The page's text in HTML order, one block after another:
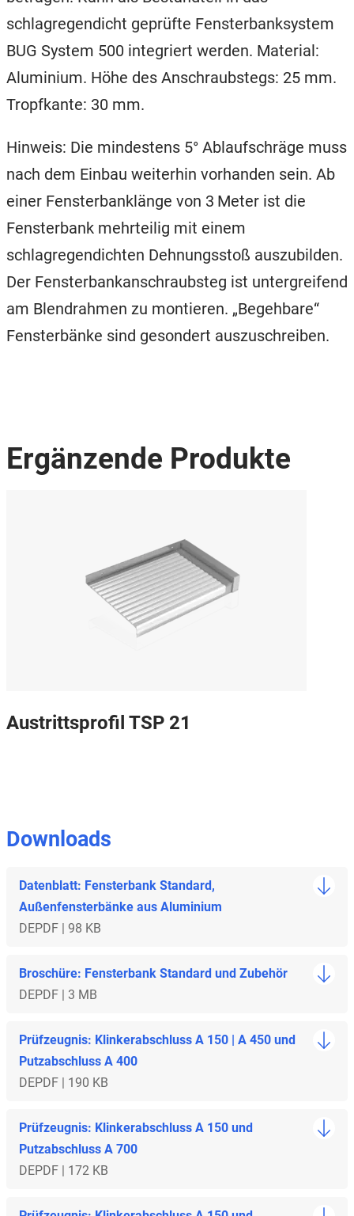
schlagregendicht geprüfte Fensterbanksystem
BUG System 500 integriert werden. Material:
Aluminium. Höhe des Anschraubstegs: 25 mm.
Tropfkante: 30 mm.
Hinweis: Die mindestens 5° Ablaufschräge muss
nach dem Einbau weiterhin vorhanden sein. Ab
einer Fensterbanklänge von 3 Meter ist die
Fensterbank mehrteilig mit einem
schlagregendichten Dehnungsstoß auszubilden.
Der Fensterbankanschraubsteg ist untergreifend
am Blendrahmen zu montieren. „Begehbare“
Fensterbänke sind gesondert auszuschreiben.
Ergänzende Produkte
Austrittsprofil TSP 21
Downloads
Datenblatt: Fensterbank Standard,
Außenfensterbänke aus Aluminium
DEPDF | 98 KB
Broschüre: Fensterbank Standard und Zubehör
DEPDF | 3 MB
Prüfzeugnis: Klinkerabschluss A 150 | A 450 und
Putzabschluss A 400
DEPDF | 190 KB
Prüfzeugnis: Klinkerabschluss A 150 und
Putzabschluss A 700
DEPDF | 172 KB